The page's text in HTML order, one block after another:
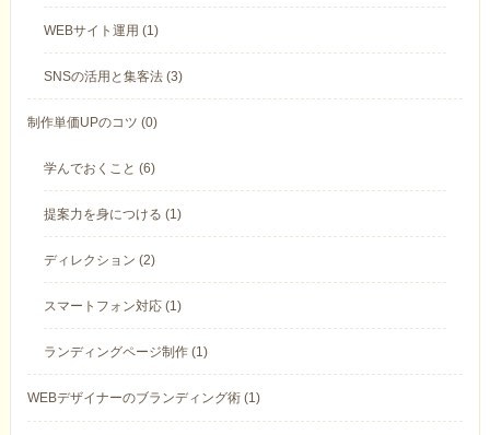
WEBサイト運用 (1)
SNSの活用と集客法 (3)
制作単価UPのコツ (0)
学んでおくこと (6)
提案力を身につける (1)
ディレクション (2)
スマートフォン対応 (1)
ランディングページ制作 (1)
WEBデザイナーのブランディング術 (1)